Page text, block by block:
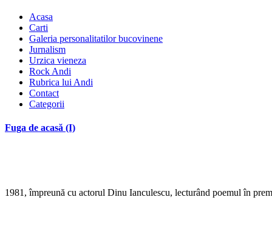
Acasa
Carti
Galeria personalitatilor bucovinene
Jurnalism
Urzica vieneza
Rock Andi
Rubrica lui Andi
Contact
Categorii
Fuga de acasă (I)
1981, împreună cu actorul Dinu Ianculescu, lecturând poemul în